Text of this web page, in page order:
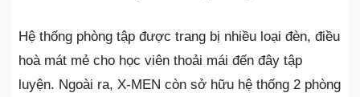
Hệ thống phòng tập được trang bị nhiều loại đèn, điều
hoà mát mẻ cho học viên thoải mái đến đây tập
luyện. Ngoài ra, X-MEN còn sở hữu hệ thống 2 phòng